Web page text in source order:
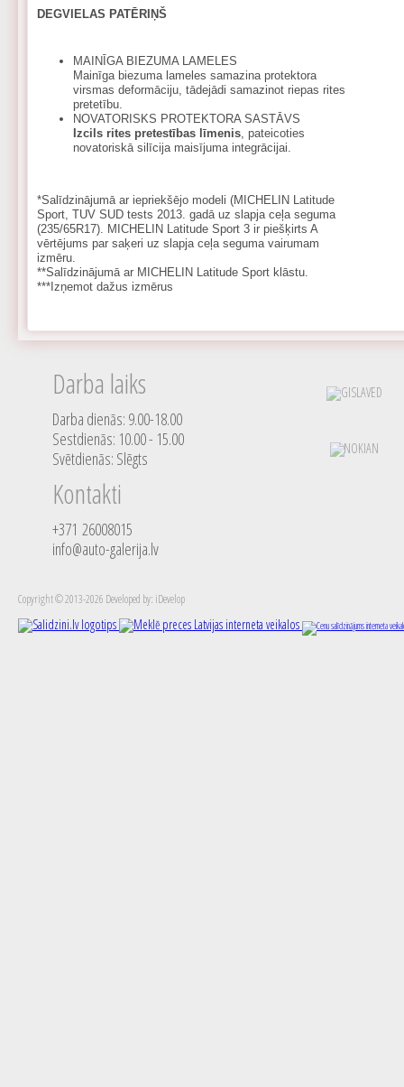
DEGVIELAS PATĒRIŅŠ
MAINĪGA BIEZUMA LAMELES
Mainīga biezuma lameles samazina protektora
virsmas deformāciju, tādejādi samazinot riepas rites
pretetību.
NOVATORISKS PROTEKTORA SASTĀVS
Izcils rites pretestības līmenis, pateicoties
novatoriskā silīcija maisījuma integrācijai.
*Salīdzinājumā ar iepriekšējo modeli (MICHELIN Latitude
Sport, TUV SUD tests 2013. gadā uz slapja ceļa seguma
(235/65R17). MICHELIN Latitude Sport 3 ir piešķirts A
vērtējums par saķeri uz slapja ceļa seguma vairumam
izmēru.
**Salīdzinājumā ar MICHELIN Latitude Sport klāstu.
***Izņemot dažus izmērus
Darba laiks
Darba dienās: 9.00-18.00
Sestdienās: 10.00 - 15.00
Svētdienās: Slēgts
Kontakti
+371 26008015
info@auto-galerija.lv
Copyright © 2013-2026 Developed by: iDevelop